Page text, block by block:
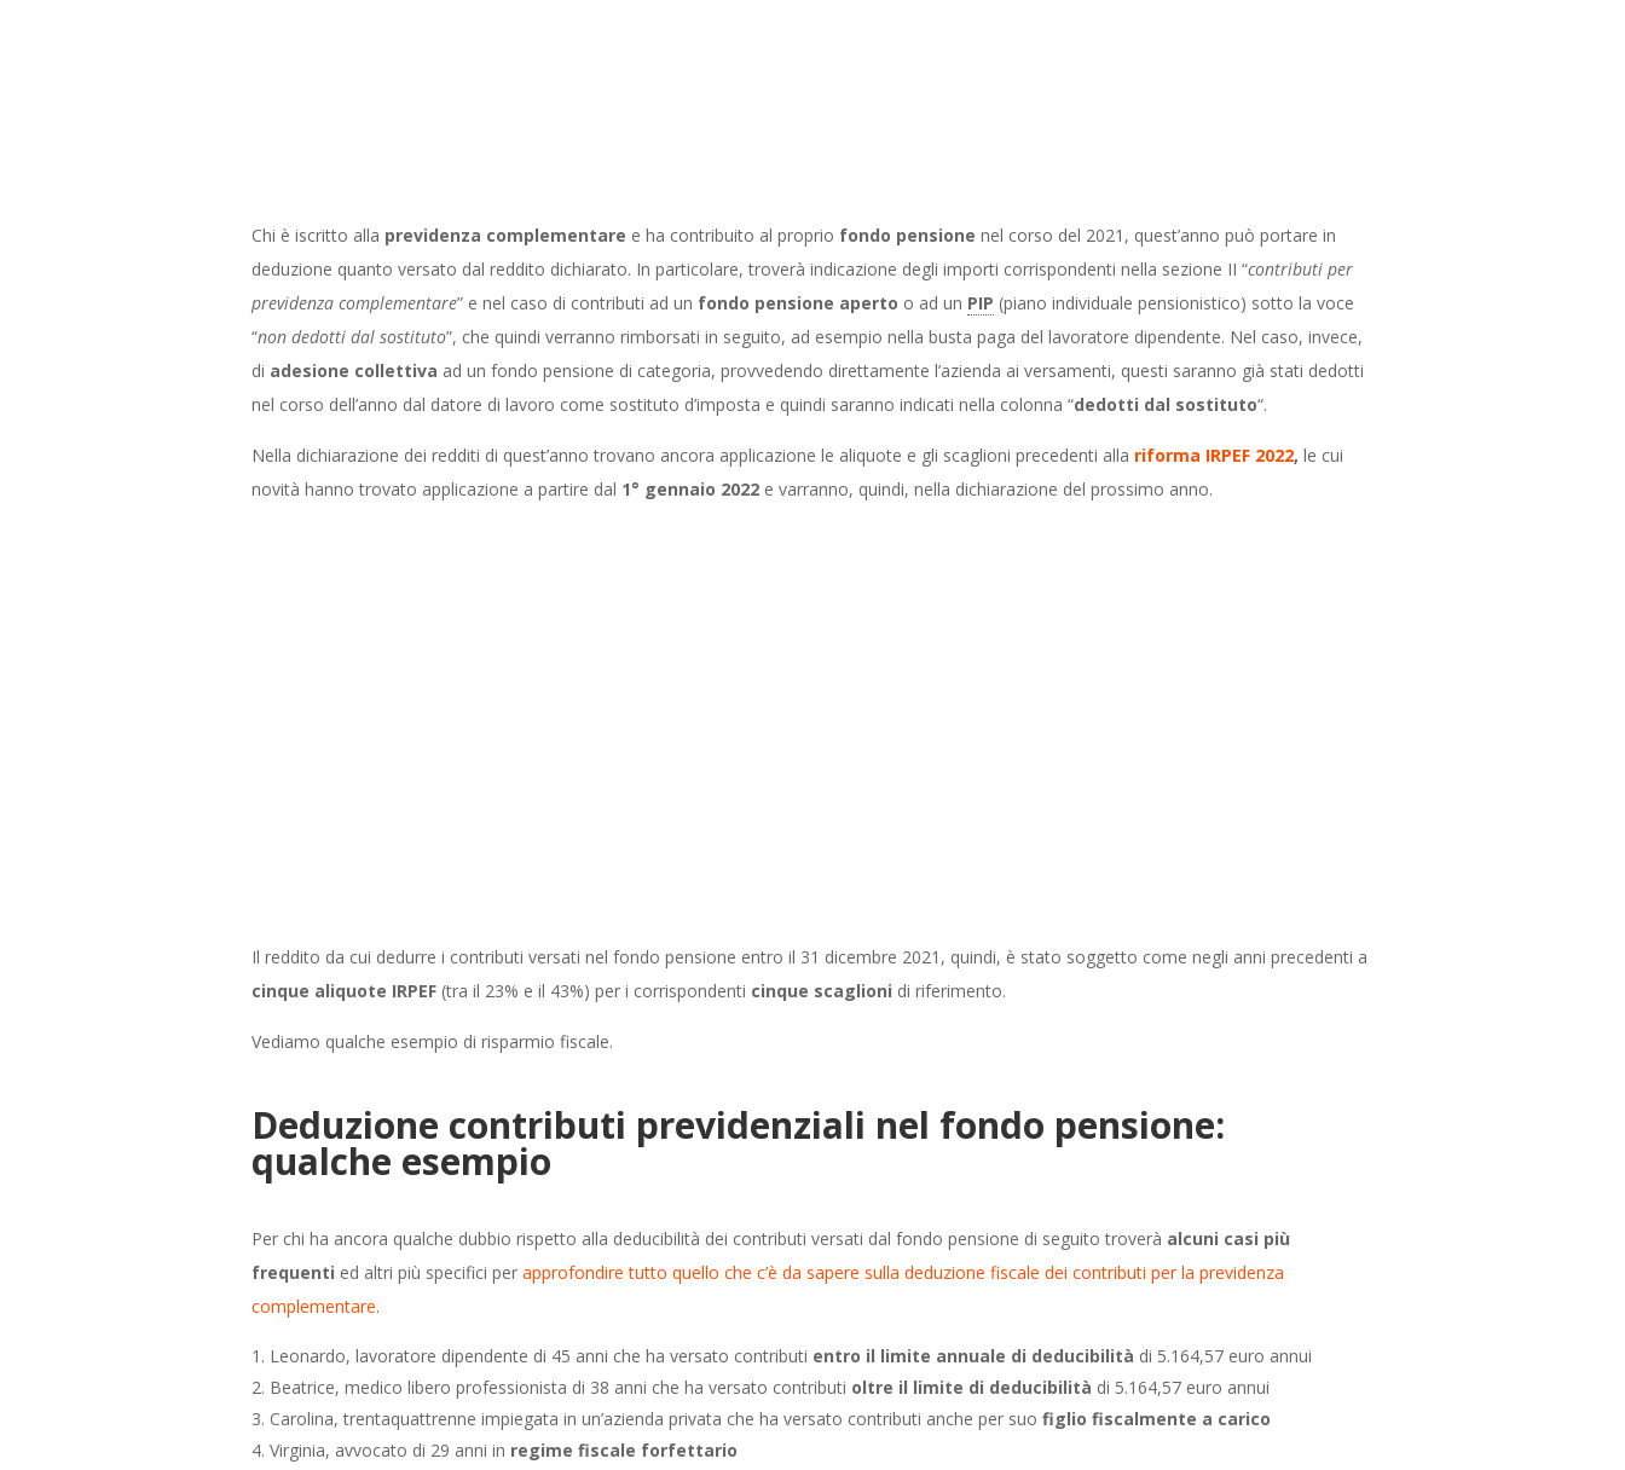
Chi è iscritto alla previdenza complementare e ha contribuito al proprio fondo pensione nel corso del 2021, quest’anno può portare in
deduzione quanto versato dal reddito dichiarato. In particolare, troverà indicazione degli importi corrispondenti nella sezione II “contributi per
previdenza complementare” e nel caso di contributi ad un fondo pensione aperto o ad un PIP (piano individuale pensionistico) sotto la voce
“non dedotti dal sostituto”, che quindi verranno rimborsati in seguito, ad esempio nella busta paga del lavoratore dipendente. Nel caso, invece,
di adesione collettiva ad un fondo pensione di categoria, provvedendo direttamente l’azienda ai versamenti, questi saranno già stati dedotti
nel corso dell’anno dal datore di lavoro come sostituto d’imposta e quindi saranno indicati nella colonna “dedotti dal sostituto“.
Nella dichiarazione dei redditi di quest’anno trovano ancora applicazione le aliquote e gli scaglioni precedenti alla riforma IRPEF 2022, le cui
novità hanno trovato applicazione a partire dal 1° gennaio 2022 e varranno, quindi, nella dichiarazione del prossimo anno.
Il reddito da cui dedurre i contributi versati nel fondo pensione entro il 31 dicembre 2021, quindi, è stato soggetto come negli anni precedenti a
cinque aliquote IRPEF (tra il 23% e il 43%) per i corrispondenti cinque scaglioni di riferimento.
Vediamo qualche esempio di risparmio fiscale.
Deduzione contributi previdenziali nel fondo pensione:
qualche esempio
Per chi ha ancora qualche dubbio rispetto alla deducibilità dei contributi versati dal fondo pensione di seguito troverà alcuni casi più
frequenti ed altri più specifici per approfondire tutto quello che c’è da sapere sulla deduzione fiscale dei contributi per la previdenza
complementare.
Leonardo, lavoratore dipendente di 45 anni che ha versato contributi entro il limite annuale di deducibilità di 5.164,57 euro annui
Beatrice, medico libero professionista di 38 anni che ha versato contributi oltre il limite di deducibilità di 5.164,57 euro annui
Carolina, trentaquattrenne impiegata in un’azienda privata che ha versato contributi anche per suo figlio fiscalmente a carico
Virginia, avvocato di 29 anni in regime fiscale forfettario